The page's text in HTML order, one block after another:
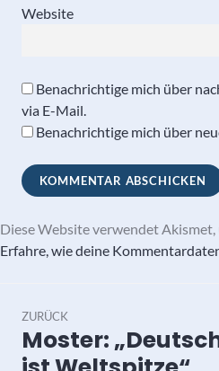
Website
Benachrichtige mich über
via E-Mail.
Benachrichtige mich über
Diese Website verwendet Akismet,
Erfahre, wie deine
ZURÜCK
Vorheriger
Beitrag:
Moster: